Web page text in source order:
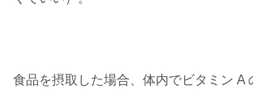
食品を摂取した場合、体内でビタミン A